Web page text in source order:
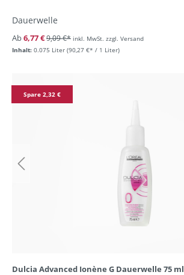
Dauerwelle
Inhalt: 0.075 Liter (90,27 €* / 1 Liter)
Ab6,77 €9,09 €* inkl. MwSt. zzgl. Versand
Spare 2,32 €
Dulcia Advanced Ionène G Dauerwelle 75 ml